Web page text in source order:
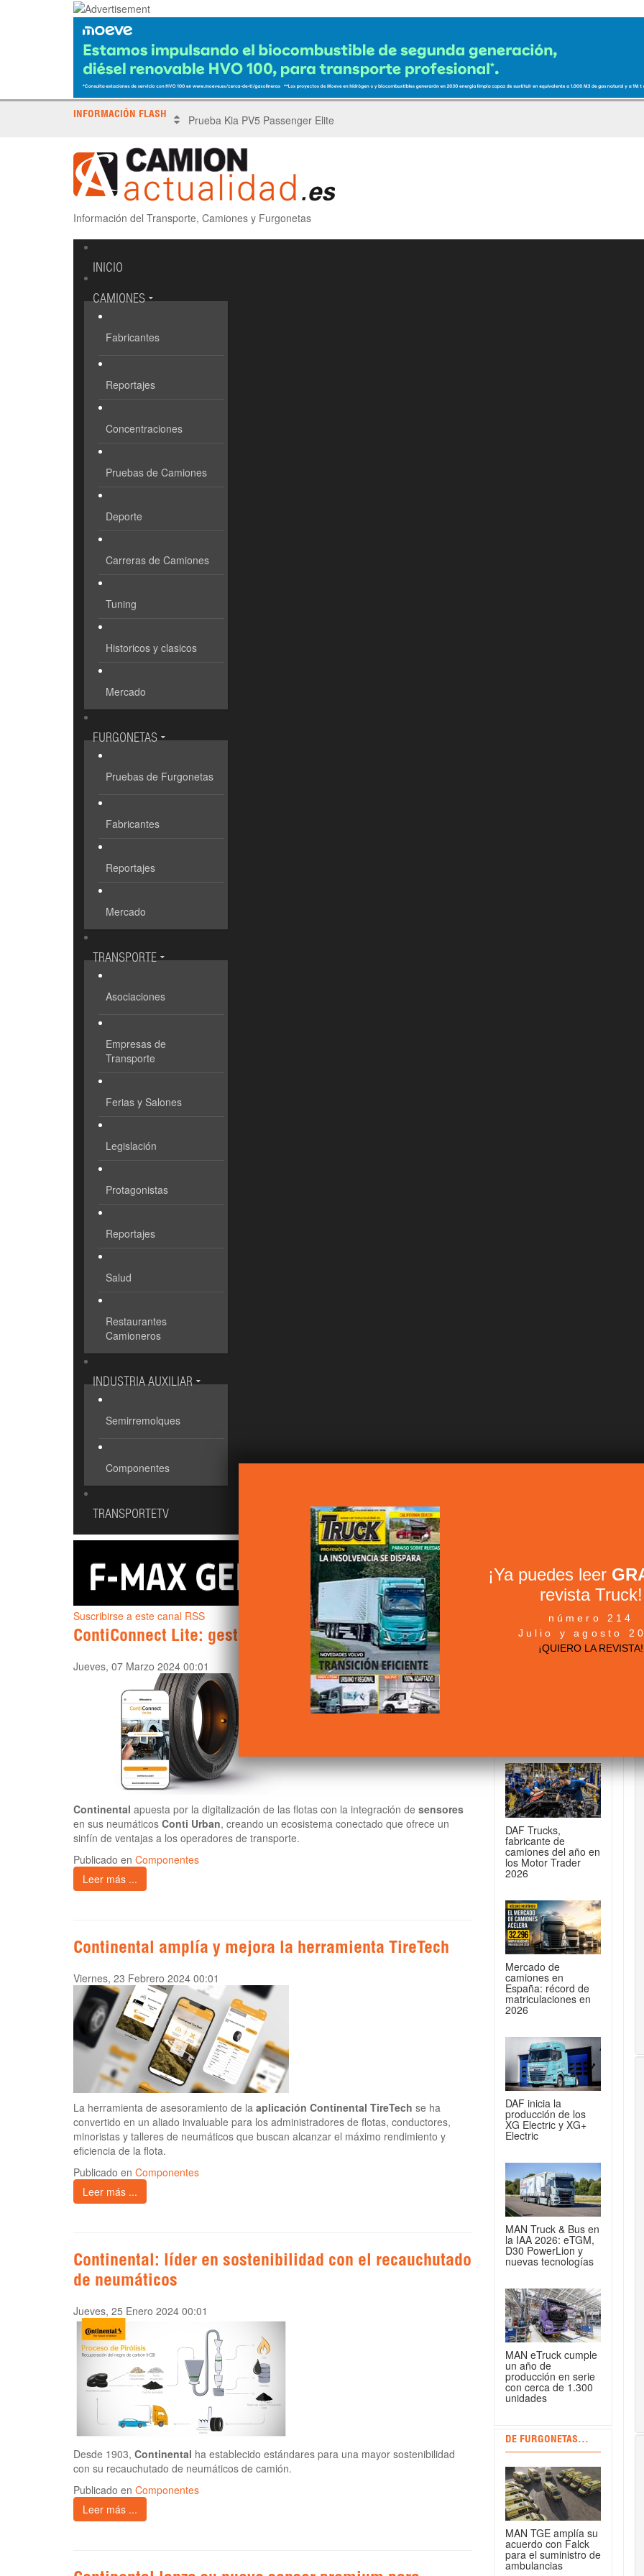
INFORMACIÓN FLASH X Tronada Almería | Encuentro del Pegaso Troner
Información del Transporte, Camiones y Furgonetas
INICIO
CAMIONES
Fabricantes
Reportajes
Concentraciones
Pruebas de Camiones
Deporte
Carreras de Camiones
Tuning
Historicos y clasicos
Mercado
FURGONETAS
Pruebas de Furgonetas
Fabricantes
Reportajes
Mercado
TRANSPORTE
Asociaciones
Empresas de
Transporte
Ferias y Salones
Legislación
Protagonistas
Reportajes
Salud
Restaurantes
Camioneros
INDUSTRIA AUXILIAR
Semirremolques
Componentes
TRANSPORTETV
Suscribirse a este canal RSS
ContiConnect Lite: gestión digital, segura y gratuita
Jueves, 07 Marzo 2024 00:01
Continental apuesta por la digitalización de las flotas con la integración de sensores
en sus neumáticos Conti Urban, creando un ecosistema conectado que ofrece un
sinfín de ventajas a los operadores de transporte.
Publicado en Componentes
Leer más ...
Continental amplía y mejora la herramienta TireTech
Viernes, 23 Febrero 2024 00:01
La herramienta de asesoramiento de la aplicación Continental TireTech se ha
convertido en un aliado invaluable para los administradores de flotas, conductores,
minoristas y talleres de neumáticos que buscan alcanzar el máximo rendimiento y
eficiencia de la flota.
Publicado en Componentes
Leer más ...
Continental: líder en sostenibilidad con el recauchutado
de neumáticos
Jueves, 25 Enero 2024 00:01
Desde 1903, Continental ha establecido estándares para una mayor sostenibilidad
con su recauchutado de neumáticos de camión.
Publicado en Componentes
Leer más ...
DE CAMIONES...
DAF Trucks,
fabricante de
camiones del año en
los Motor Trader
2026
Mercado de
camiones en
España: récord de
matriculaciones en
2026
DAF inicia la
producción de los
XG Electric y XG+
Electric
MAN Truck & Bus en
la IAA 2026: eTGM,
D30 PowerLion y
nuevas tecnologías
MAN eTruck cumple
un año de
producción en serie
con cerca de 1.300
unidades
DE FURGONETAS...
MAN TGE amplía su
acuerdo con Falck
para el suministro de
ambulancias
¡Ya puedes leer
revista Truck!
número 214
Julio y agosto
¡QUIERO LA REVISTA!